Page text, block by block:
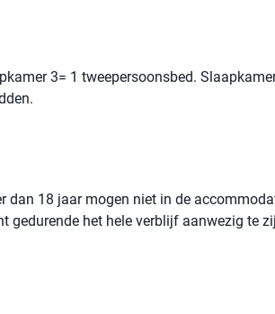
3= 1 tweepersoonsbed.
dan 18 jaar mogen niet in de
gedurende het hele verblijf aanwezig te